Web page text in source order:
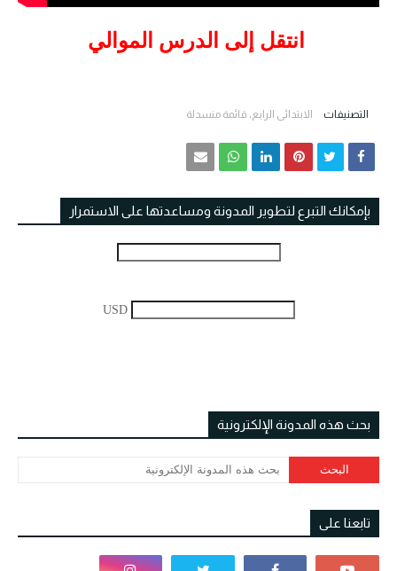
انتقل إلى الدرس الموالي
التصنيفات الابتدائي الرابع، قائمة منسدلة
بإمكانك التبرع لتطوير المدونة ومساعدتها على الاستمرار
USD
بحث هذه المدونة الإلكترونية
تابعنا على